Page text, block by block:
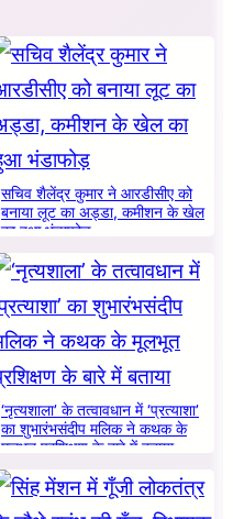
सचिव शैलेंद्र कुमार ने आरडीसीए को
बनाया लूट का अड्डा, कमीशन के खेल
का हुआ भंडाफोड़
‘नृत्यशाला’ के तत्वावधान में ‘प्रत्याशा’
का शुभारंभसंदीप मलिक ने कथक के
मूलभूत प्रशिक्षण के बारे में बताया